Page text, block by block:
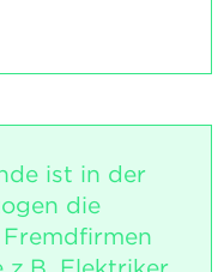
ist in der
die